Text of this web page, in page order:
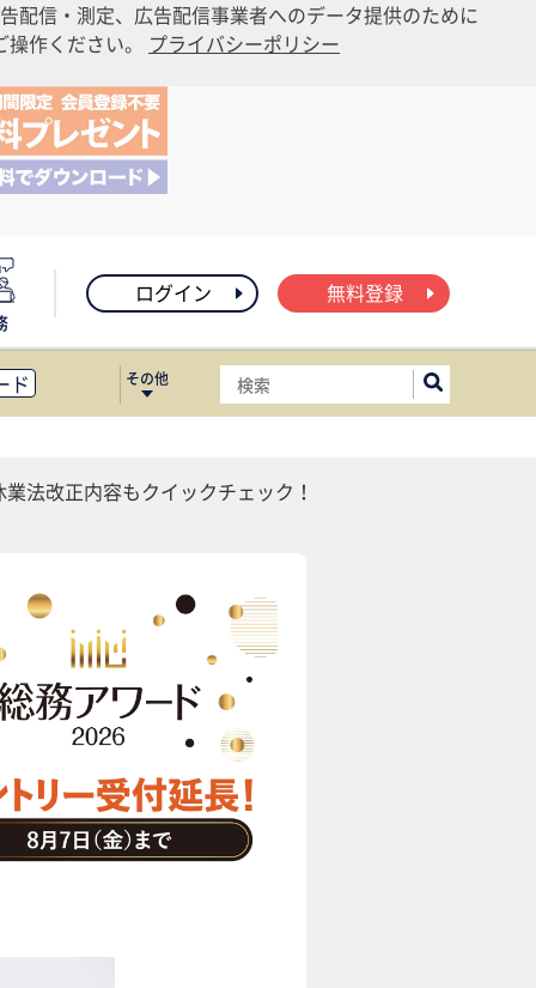
配信・測定、広告配信事業者へのデータ提供のために
作ください。 プライバシーポリシー
ログイン 無料登録
ド
ス移転
ト
その他
法改正内容もクイックチェック！